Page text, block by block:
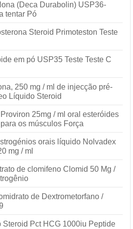
(Deca Durabolin) USP36-
tentar Pó
Steroid Primoteston Teste
em pó USP35 Teste Teste C
250 mg / ml de injecção pré-
Líquido Steroid
25mg / ml oral esteróides
os músculos Força
orais líquido Nolvadex
mg / ml
de clomifeno Clomid 50 Mg /
de Dextrometorfano /
Pct HCG 1000iu Peptide